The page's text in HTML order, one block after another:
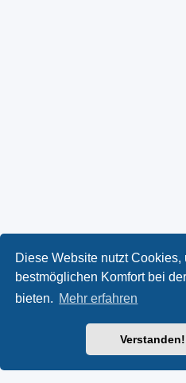
Diese Website nutzt Cookies,
bestmöglichen Komfort bei
bieten. Mehr erfahren
Verstanden!